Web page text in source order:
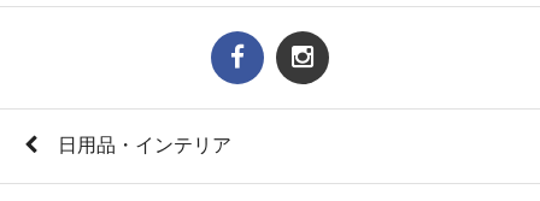
日用品・インテリア